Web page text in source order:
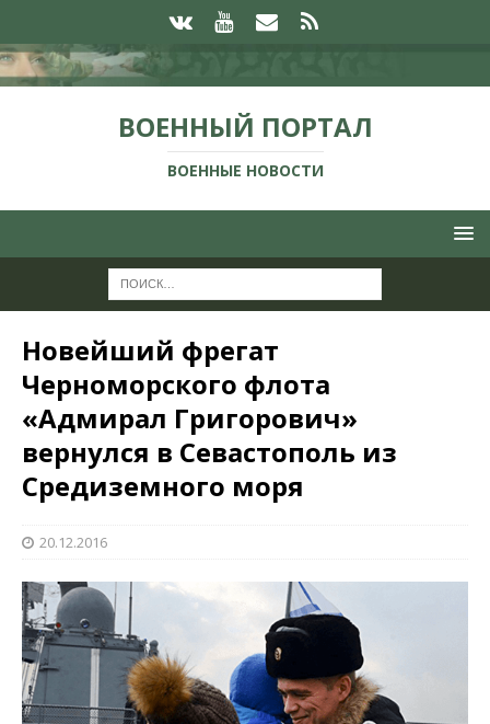
ВОЕННЫЙ ПОРТАЛ
ВОЕННЫЕ НОВОСТИ
Новейший фрегат
Черноморского флота
«Адмирал Григорович»
вернулся в Севастополь из
Средиземного моря
20.12.2016